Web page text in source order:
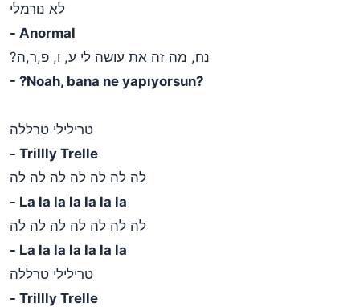
לא נורמלי
- Anormal
?נח, מה זה את עושה לי ע, ו, פ,ר,ה
- ?Noah, bana ne yapıyorsun?
טרילילי טרללה
- Trillly Trelle
לה לה לה לה לה לה לה
- La la la la la la la
לה לה לה לה לה לה לה
- La la la la la la la
טרילילי טרללה
- Trillly Trelle